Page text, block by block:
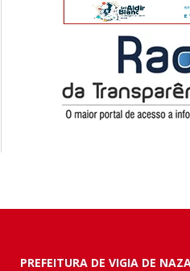
PREFEITURA DE VIGIA DE